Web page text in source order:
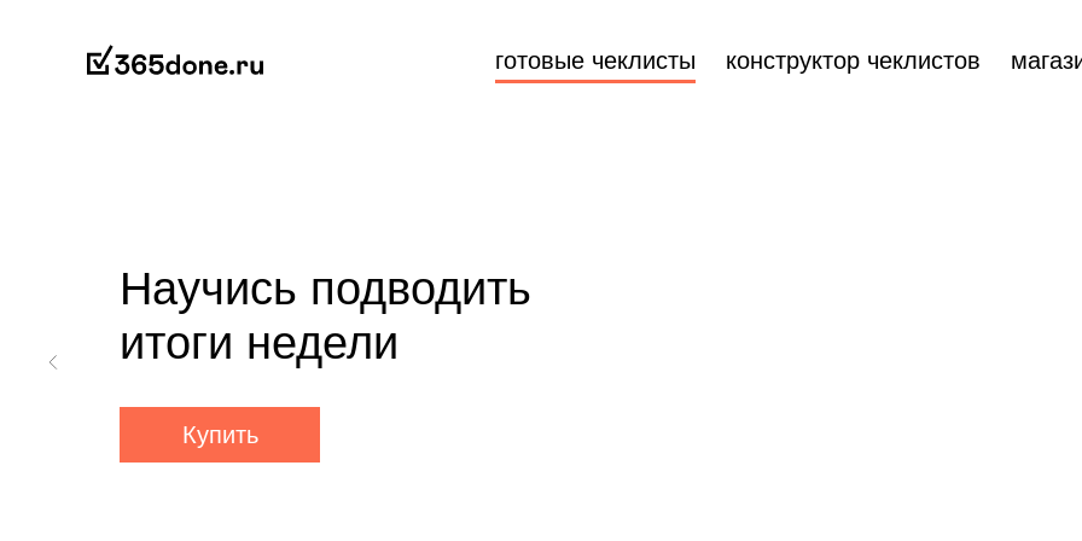
готовые чеклисты конструктор чеклистов
Научись подводить
итоги недели
Купить